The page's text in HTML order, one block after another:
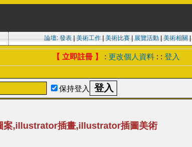
論壇: 發表| 美術工作| 美術比賽| 展覽活動| 美術相關
【 立即註冊 】 : 更改個人資料 : : 登入
保持登入
,illustrator插畫,illustrator插圖美術